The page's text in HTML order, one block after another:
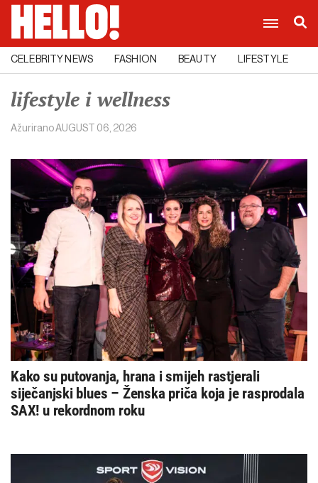
CELEBRITY NEWS FASHION BEAUTY LIFESTYLE
lifestyle i wellness
AžuriranoAUGUST 06, 2026
Kako su putovanja, hrana i smijeh rastjerali
siječanjski blues – Ženska priča koja je rasprodala
SAX! u rekordnom roku